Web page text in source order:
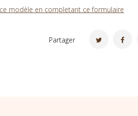
modèle en completant ce formulaire
Partager